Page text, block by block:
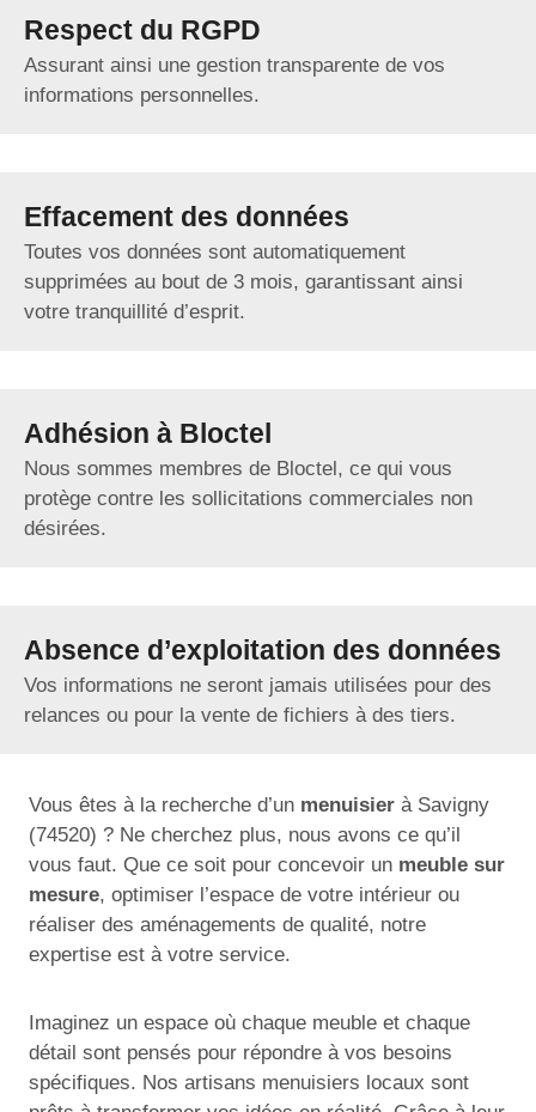
Respect du RGPD
Assurant ainsi une gestion transparente de vos
informations personnelles.
Effacement des données
Toutes vos données sont automatiquement
supprimées au bout de 3 mois, garantissant ainsi
votre tranquillité d’esprit.
Adhésion à Bloctel
Nous sommes membres de Bloctel, ce qui vous
protège contre les sollicitations commerciales non
désirées.
Absence d’exploitation des données
Vos informations ne seront jamais utilisées pour des
relances ou pour la vente de fichiers à des tiers.
Vous êtes à la recherche d’un menuisier à Savigny
(74520) ? Ne cherchez plus, nous avons ce qu’il
vous faut. Que ce soit pour concevoir un meuble sur
mesure, optimiser l’espace de votre intérieur ou
réaliser des aménagements de qualité, notre
expertise est à votre service.
Imaginez un espace où chaque meuble et chaque
détail sont pensés pour répondre à vos besoins
spécifiques. Nos artisans menuisiers locaux sont